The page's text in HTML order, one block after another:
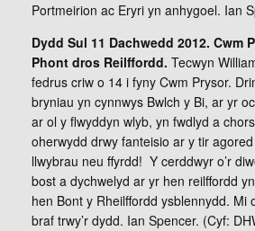
Portmeirion ac Eryri yn anhygoel. Ian
Dydd Sul 11 Dachwedd 2012. Cwm
Phont dros Reilffordd. Tecwyn
fedrus criw o 14 i fyny Cwm Prysor.
bryniau yn cynnwys Bwlch y Bi, ar yr
ar ol y flwyddyn wlyb, yn fwdlyd a
oherwydd drwy fanteisio ar y tir
llwybrau neu ffyrdd! Y cerddwyr o’r
bost a dychwelyd ar yr hen reilffordd
hen Bont y Rheilffordd ysblennydd. Mi
braf trwy’r dydd. Ian Spencer. (Cyf: